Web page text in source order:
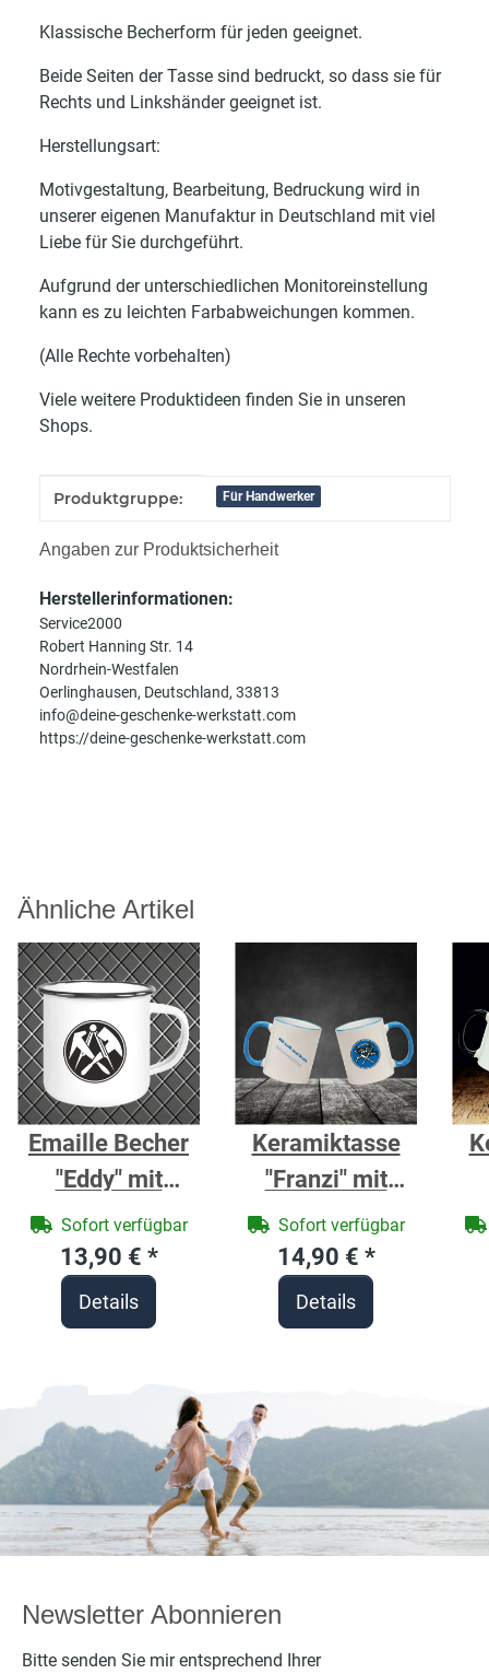
Klassische Becherform für jeden geeignet.
Beide Seiten der Tasse sind bedruckt, so dass sie für
Rechts und Linkshänder geeignet ist.
Herstellungsart:
Motivgestaltung, Bearbeitung, Bedruckung wird in
unserer eigenen Manufaktur in Deutschland mit viel
Liebe für Sie durchgeführt.
Aufgrund der unterschiedlichen Monitoreinstellung
kann es zu leichten Farbabweichungen kommen.
(Alle Rechte vorbehalten)
Viele weitere Produktideen finden Sie in unseren
Shops.
Produkteigenschaft
Wert
Produktgruppe: Für Handwerker
Angaben zur Produktsicherheit
Herstellerinformationen:
Service2000
Robert Hanning Str. 14
Nordrhein-Westfalen
Oerlinghausen, Deutschland, 33813
info@deine-geschenke-werkstatt.com
https://deine-geschenke-werkstatt.com
Ähnliche Artikel
Emaille Becher
"Eddy" mit
Motivdruck
Dachdecker
Sofort verfügbar
13,90 € *
Details
Keramiktasse
"Franzi" mit
farbigen Henkel
und
Zunftzeichen
und Spruch
Sofort verfügbar
14,90 € *
Details
Newsletter Abonnieren
Bitte senden Sie mir entsprechend Ihrer